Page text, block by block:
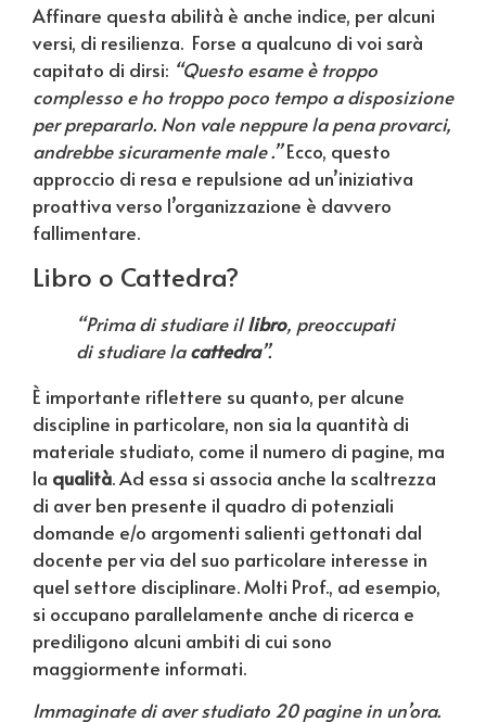
Affinare questa abilità è anche indice, per alcuni
versi, di resilienza. Forse a qualcuno di voi sarà
capitato di dirsi: “Questo esame è troppo
complesso e ho troppo poco tempo a disposizione
per prepararlo. Non vale neppure la pena provarci,
andrebbe sicuramente male .”Ecco, questo
approccio di resa e repulsione ad un’iniziativa
proattiva verso l’organizzazione è davvero
fallimentare.
Libro o Cattedra?
“Prima di studiare illibro, preoccupati
di studiare lacattedra”.
È importante riflettere su quanto, per alcune
discipline in particolare, non sia la quantità di
materiale studiato, come il numero di pagine, ma
la qualità. Ad essa si associa anche la scaltrezza
di aver ben presente il quadro di potenziali
domande e/o argomenti salienti gettonati dal
docente per via del suo particolare interesse in
quel settore disciplinare. Molti Prof., ad esempio,
si occupano parallelamente anche di ricerca e
prediligono alcuni ambiti di cui sono
maggiormente informati.
Immaginate di aver studiato 20 pagine in un’ora.